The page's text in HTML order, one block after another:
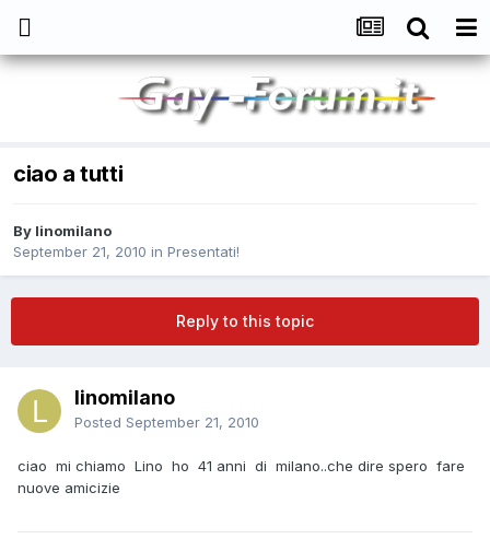
ciao a tutti
By linomilano
September 21, 2010 in Presentati!
Reply to this topic
linomilano
Posted September 21, 2010
ciao mi chiamo Lino ho 41 anni di milano..che dire spero fare
nuove amicizie